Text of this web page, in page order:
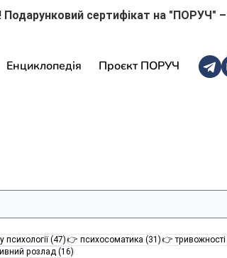
Енциклопедія Проєкт ПОРУЧ
(47)47 постів
👉 психосоматика (31)31 пост
👉 тривожності
розлад (16)16 постів